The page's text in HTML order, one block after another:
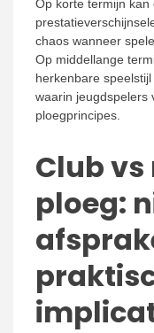
Op korte termijn kan
chaos wanneer
Op middellange
herkenbare
waarin jeugdspelers
ploegprincipes.
Club
ploeg: